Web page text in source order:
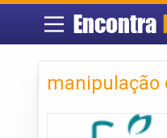
Encontra
manipulação